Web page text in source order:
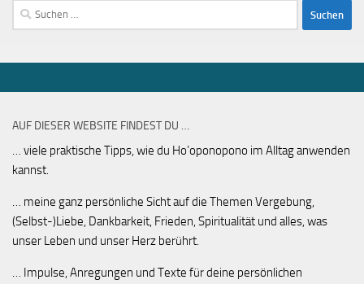
Suchen
nach:
AUF DIESER WEBSITE FINDEST DU …
… viele praktische Tipps, wie du Ho’oponopono im Alltag anwenden
kannst.
… meine ganz persönliche Sicht auf die Themen Vergebung,
(Selbst-)Liebe, Dankbarkeit, Frieden, Spiritualität und alles, was
unser Leben und unser Herz berührt.
… Impulse, Anregungen und Texte für deine persönlichen